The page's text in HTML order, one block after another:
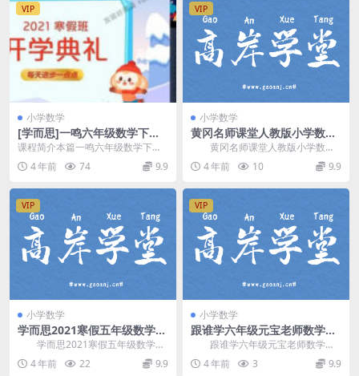
VIP
小学数学
[学而思]一鸣六年级数学下学
期小升初课外辅导视频课程(寒
春 含讲义)百度网盘资源下载
课程简介本篇一鸣六年级数学下学
期小升初课外辅导视频课程，由学
而思 一鸣 老师讲课...
4 年前 74 9.9
VIP
小学数学
黄冈名师课堂人教版小学数学
四年级下册 百度网盘分享
黄冈名师课堂人教版小学数学
四年级下册，百度网盘分享小学人
教版数学课程2.80...
4 年前 10 9.9
VIP
小学数学
学而思2021寒假五年级数学创
新班刘震宇（完结）百度网盘
分享
学而思2021寒假五年级数学创
新班刘震宇，完结版百度网盘分享
小学数学课程13...
4 年前 22 9.9
VIP
小学数学
跟谁学六年级元宝老师数学提
升6大模块精讲（完结）百度
网盘分享
跟谁学六年级元宝老师数学提
升6大模块精讲，完结版百度网盘小
学数学课程6.30...
4 年前 3 9.9